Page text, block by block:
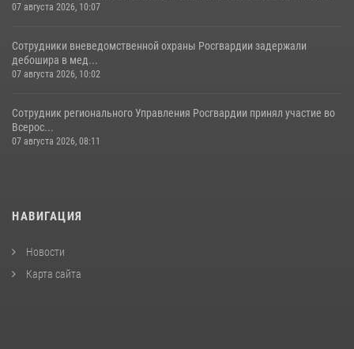
07 августа 2026, 10:07
Сотрудники вневедомственной охраны Росгвардии задержали
дебошира в мед...
07 августа 2026, 10:02
Сотрудник регионального Управления Росгвардии принял участие во
Всерос...
07 августа 2026, 08:11
НАВИГАЦИЯ
Новости
Карта сайта